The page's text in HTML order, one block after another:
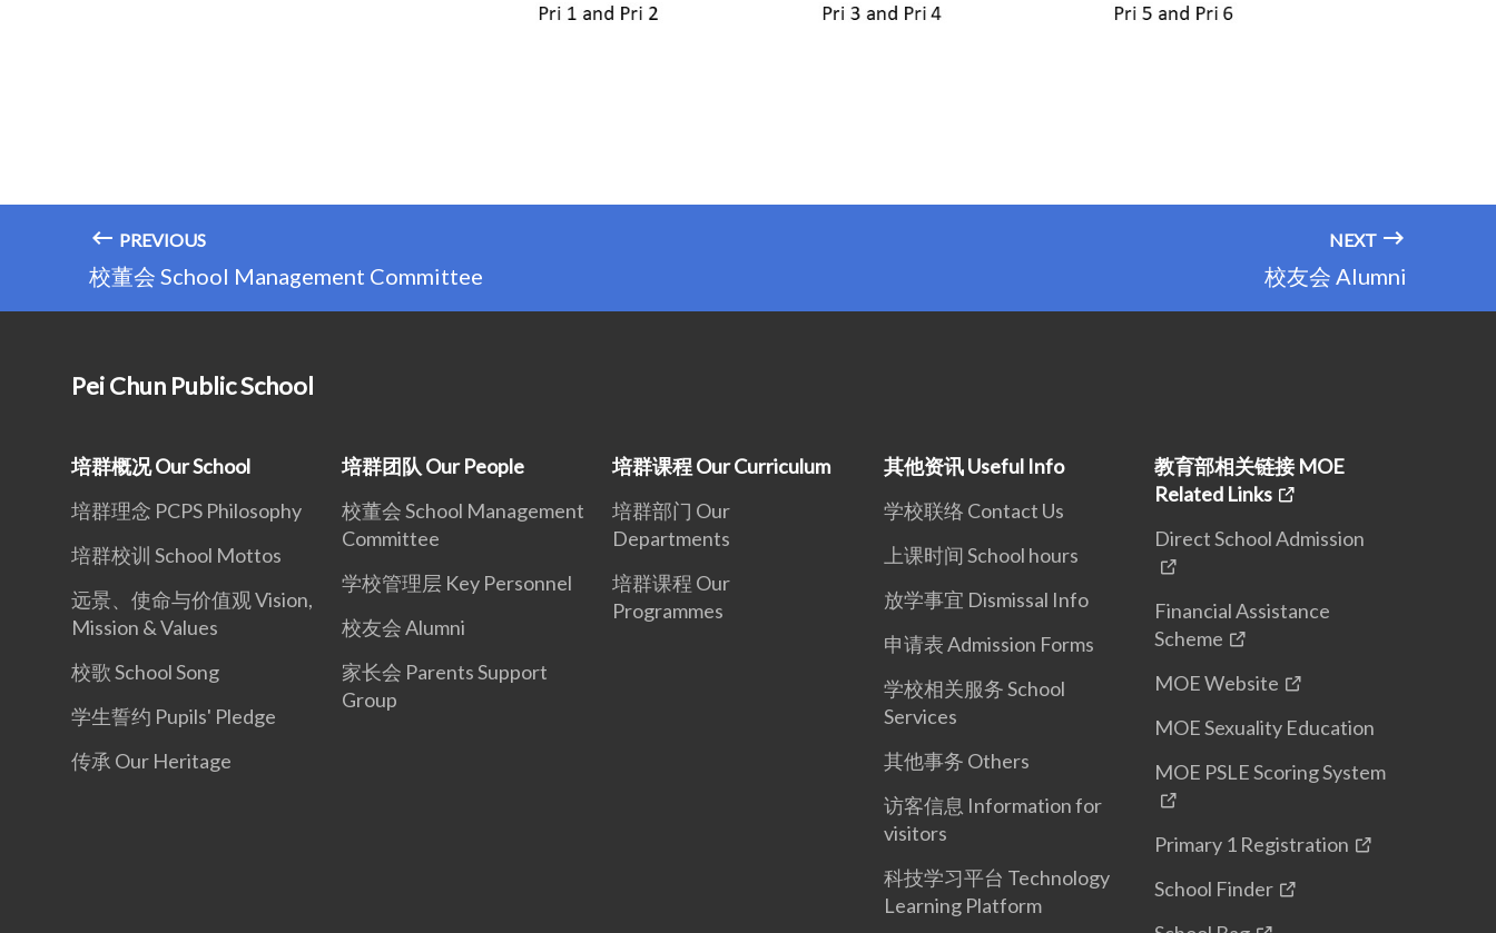
PREVIOUS
校董会 School Management Committee
NEXT
校友会 Alumni
Pei Chun Public School
培群概况 Our School
培群理念 PCPS Philosophy
培群校训 School Mottos
远景、使命与价值观 Vision,
Mission & Values
校歌 School Song
学生誓约 Pupils' Pledge
传承 Our Heritage
培群团队 Our People
校董会 School Management
Committee
学校管理层 Key Personnel
校友会 Alumni
家长会 Parents Support
Group
培群课程 Our Curriculum
培群部门 Our
Departments
培群课程 Our
Programmes
其他资讯 Useful Info
学校联络 Contact Us
上课时间 School hours
放学事宜 Dismissal Info
申请表 Admission Forms
学校相关服务 School
Services
其他事务 Others
访客信息 Information for
visitors
科技学习平台 Technology
Learning Platform
教育部相关链接 MOE
Related Links
Direct School Admission
Financial Assistance
Scheme
MOE Website
MOE Sexuality Education
MOE PSLE Scoring System
Primary 1 Registration
School Finder